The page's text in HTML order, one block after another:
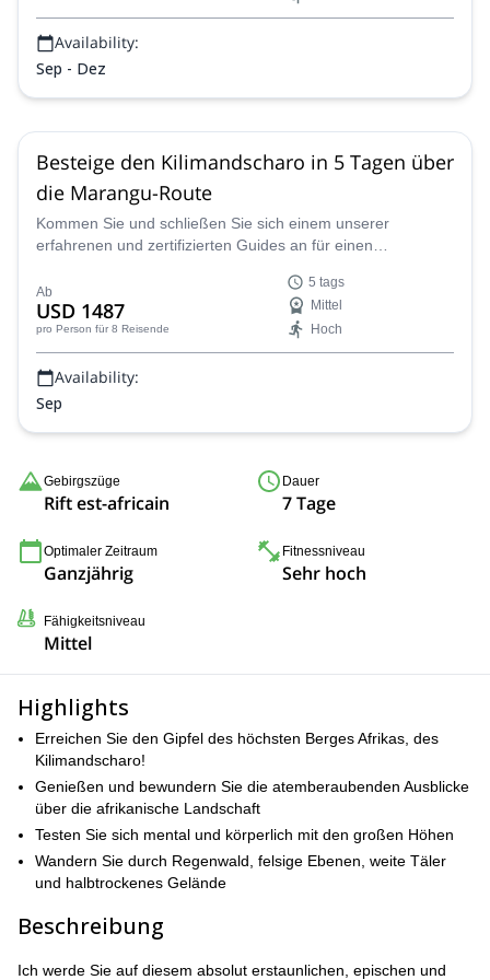
Availability:
Sep - Dez
Besteige den Kilimandscharo in 5 Tagen über
die Marangu-Route
Kommen Sie und schließen Sie sich einem unserer
erfahrenen und zertifizierten Guides an für einen
Tansania entlang der klassischen Marangu-Route.
Ab
USD 1487
pro Person für 8 Reisende
5 tags
Mittel
Hoch
Availability:
Sep
Gebirgszüge
Rift est-africain
Dauer
7 Tage
Optimaler Zeitraum
Ganzjährig
Fitnessniveau
Sehr hoch
Fähigkeitsniveau
Mittel
Highlights
Erreichen Sie den Gipfel des höchsten Berges Afrikas, des
Kilimandscharo!
Genießen und bewundern Sie die atemberaubenden Ausblicke
über die afrikanische Landschaft
Testen Sie sich mental und körperlich mit den großen Höhen
Wandern Sie durch Regenwald, felsige Ebenen, weite Täler
und halbtrockenes Gelände
Beschreibung
Ich werde Sie auf diesem absolut erstaunlichen, epischen und